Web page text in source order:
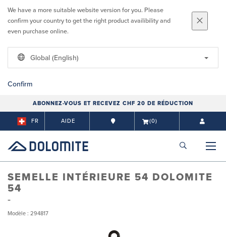
We have a more suitable website version for you. Please
confirm your country to get the right product availibility and
even purchase online.
Global (English)
Confirm
ABONNEZ-VOUS ET RECEVEZ CHF 20 DE RÉDUCTION
FR AIDE (0)
SEMELLE INTÉRIEURE 54 DOLOMITE
54
Modèle : 294817